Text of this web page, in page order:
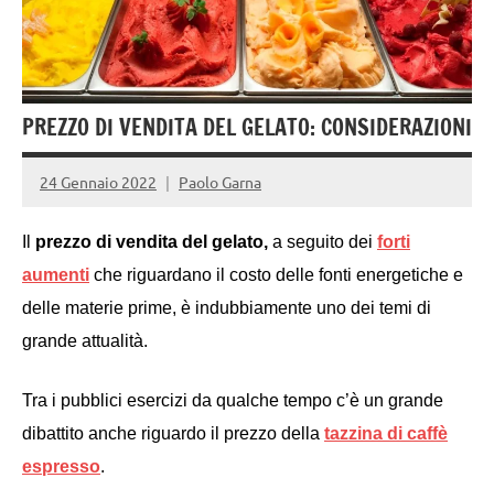
PREZZO DI VENDITA DEL GELATO: CONSIDERAZIONI
24 Gennaio 2022 Paolo Garna
prezzo di vendita del gelato, a seguito dei forti
aumenti che riguardano il costo delle fonti energetiche e
delle materie prime, è indubbiamente uno dei temi di
grande attualità.
Tra i pubblici esercizi da qualche tempo c’è un grande
dibattito anche riguardo il prezzo della tazzina di caffè
espresso.